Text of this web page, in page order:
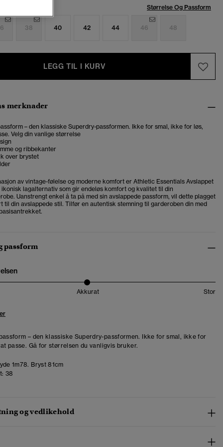
Størrelse Og Passform
38 40 42 44 46 48
LEGG TIL I KURV
merknader
– den klassiske Superdry-passformen. Ikke for smal, ikke for løs,
Velg din vanlige størrelse
og ribbekanter
over brystet
av vintage-følelse og moderne komfort er Athletic Essentials Avslappet
lagalternativ som gir endeløs komfort og kvalitet til din
Uanstrengt enkel å ta på med sin avslappede passform, vil dette plagget
til din avslappede stil. Tilfør en autentisk stemning til garderoben din med
passform
Akkurat Stor
– den klassiske Superdry-passformen. Ikke for smal, ikke for
passe. Gå for størrelsen du vanligvis bruker.
1m78. Bryst 81cm
38
og vedlikehold